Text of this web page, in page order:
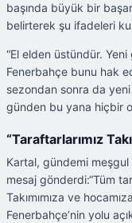
başında büyük bir
belirterek şu ifadeleri
“El elden üstündür.
Fenerbahçe bunu hak
sezondan sonra da
günden bu yana hiçbir
“Taraftarlarımız
Kartal, gündemi
mesaj gönderdi:“Tüm
Takımımıza ve
Fenerbahçe’nin yolu